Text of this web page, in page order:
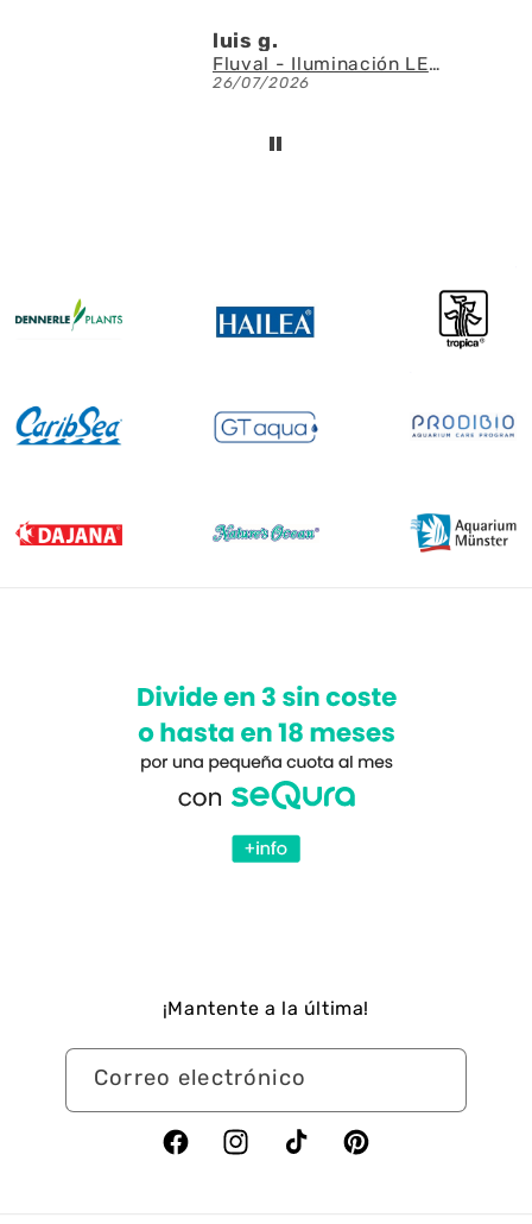
luis g.
Fluval - Iluminación LED Nano Reef 4.0 de 25W
26/07/2026
¡Mantente a la última!
Correo electrónico
FacebookInstagramTikTok Pinterest